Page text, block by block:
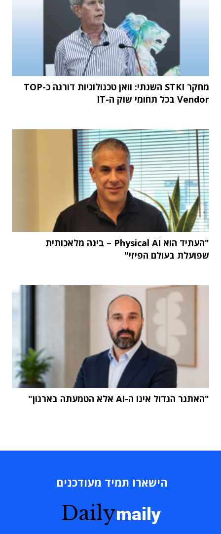
מחקר STKI השנתי: וואן טכנולוגיות דורגה כ-TOP
Vendor בכל תחומי שוק ה-IT
"העתיד הוא Physical AI – בינה מלאכותית
שפועלת בעולם הפיזי"
"האתגר הגדול אינו ה-AI אלא הטמעתה בארגון"
הישארו תמיד מעודכנים
Dailymaily